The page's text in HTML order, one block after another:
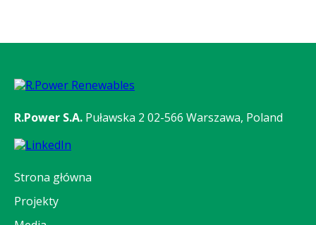
R.Power S.A. Puławska 2 02-566 Warszawa, Poland
Strona główna
Projekty